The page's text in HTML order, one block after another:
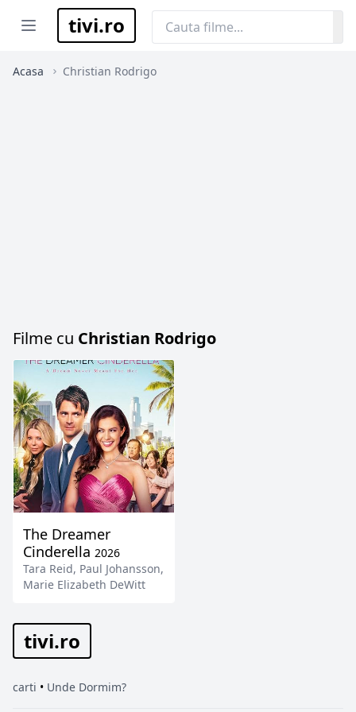
Open menutivi.ro
Acasa Christian Rodrigo
Filme cu Christian Rodrigo
The Dreamer
Cinderella 2026
Tara Reid, Paul Johansson,
Marie Elizabeth DeWitt
tivi.ro
carti • Unde Dormim?